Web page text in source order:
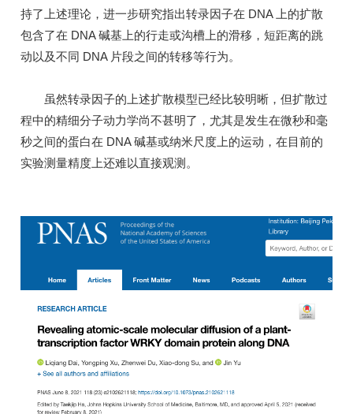
持了上述理论，进一步研究指出转录因子在 DNA 上的扩散
包含了在 DNA 碱基上的行走或沟槽上的滑移，短距离的跳
动以及不同 DNA 片段之间的转移等行为。
虽然转录因子的上述扩散模型已经比较明晰，但扩散过
程中的精细分子动力学尚不甚明了，尤其是发生在微秒和毫
秒之间的蛋白在 DNA 碱基或纳米尺度上的运动，在目前的
实验测量精度上还难以直接观测。